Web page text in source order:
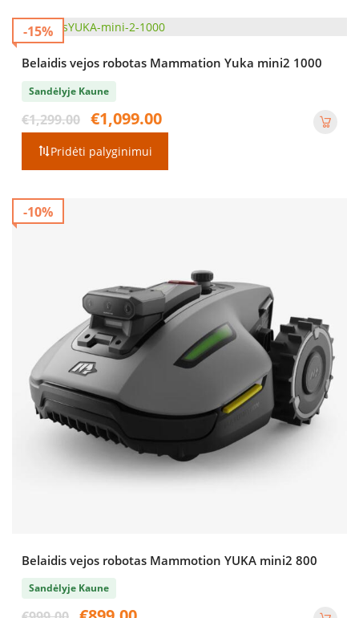
-15%
Belaidis vejos robotas Mammation Yuka mini2 1000
Sandėlyje Kaune
€1,299.00
Original
price
was:
€1,299.00.
€1,099.00
Pridėti palyginimui
-10%
Belaidis vejos robotas Mammotion YUKA mini2 800
Sandėlyje Kaune
Original